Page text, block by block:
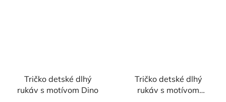
Tričko detské dlhý
rukáv s motívom Dino
Tričko detské dlhý
rukáv s motívom